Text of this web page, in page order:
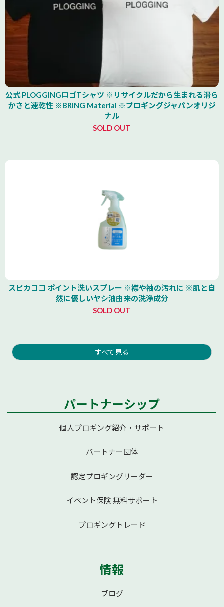
公式 PLOGGINGロゴTシャツ ※リサイクルだから生まれる滑ら
かさと速乾性 ※BRING Material ※プロギングジャパンオリジ
ナル
SOLD OUT
スピカココ ポイント洗いスプレー ※襟や袖の汚れに ※肌と自
然に優しいヤシ油由来の洗浄成分
SOLD OUT
すべて見る
パートナーシップ
個人プロギング紹介・サポート
パートナー団体
認定プロギングリーダー
イベント保険 無料サポート
プロギングトレード
情報
ブログ